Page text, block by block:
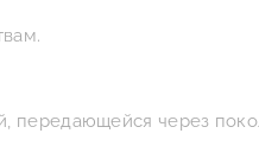
передающейся через